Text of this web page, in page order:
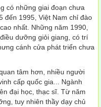
có những giai đoạn chưa
đến 1995, Việt Nam chỉ đào
nhất. Những năm 1990,
dưỡng giỏi giang, có trí
cánh cửa phát triển chưa
tâm hơn, nhiều người
cấp quốc gia... Ngành
đại học, thạc sĩ. Từ năm
tuy nhiên thầy dạy chủ